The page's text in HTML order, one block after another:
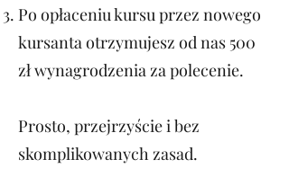
Po opłaceniu kursu przez nowego
kursanta otrzymujesz od nas 500
zł wynagrodzenia za polecenie.
Prosto, przejrzyście i bez
skomplikowanych zasad.